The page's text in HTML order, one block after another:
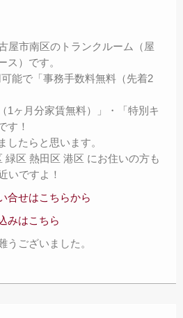
屋市南区のトランクルーム（屋
ス）です。
能で「事務手数料無料（先着2
1ヶ月分家賃無料）」・「特別キ
す！
したらと思います。
緑区 熱田区 港区 にお住いの方も
いですよ！
合せはこちらから
みはこちら
うございました。